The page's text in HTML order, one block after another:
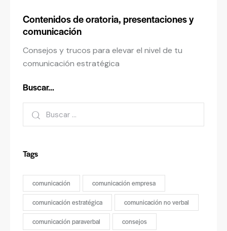
Contenidos de oratoria, presentaciones y
comunicación
Consejos y trucos para elevar el nivel de tu
comunicación estratégica
Buscar…
Tags
comunicación comunicación empresa
comunicación estratégica comunicación no verbal
comunicación paraverbal consejos